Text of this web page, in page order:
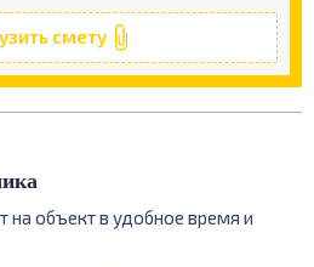
смету
объект в удобное время и